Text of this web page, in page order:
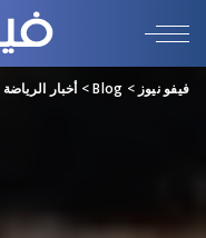
فيفو نيوز >
Blog
>أخبار الرياضة